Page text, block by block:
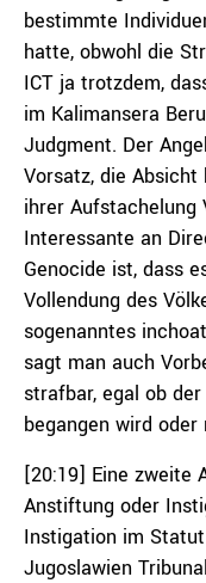
bestimmte
hatte, obwohl die
ICT ja trotzdem,
im Kalimansera
Judgment. Der
Vorsatz, die
ihrer Aufstachelung
Interessante an
Genocide ist, dass
Vollendung des
sogenanntes
sagt man auch
strafbar, egal ob
begangen wird oder
[20:19] Eine zweite
Anstiftung oder
Instigation im Statut
Jugoslawien